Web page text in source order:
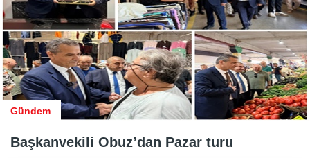
Gündem
Başkanvekili Obuz’dan Pazar turu